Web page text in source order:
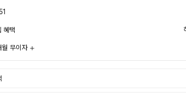
혜택
무이자